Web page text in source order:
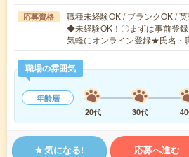
応募資格
職種未経験OK / ブランクOK /
◆未経験OK！〇まずは事前登
気軽にオンライン登録★氏名・
職場の雰囲気
年齢層
20代
30代
気になる! 応募へ進む